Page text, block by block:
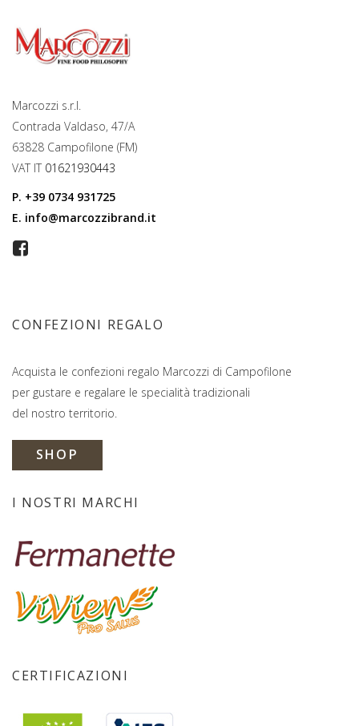
Marcozzi s.r.l.
Contrada Valdaso, 47/A
63828 Campofilone (FM)
VAT IT 01621930443
P. +39 0734 931725
E. info@marcozzibrand.it
CONFEZIONI REGALO
Acquista le confezioni regalo Marcozzi di Campofilone
per gustare e regalare le specialità tradizionali
del nostro territorio.
SHOP
I NOSTRI MARCHI
CERTIFICAZIONI